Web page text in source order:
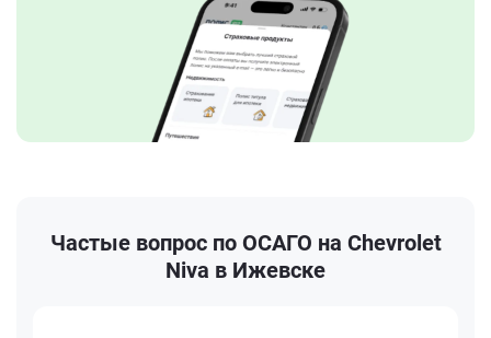
Частые вопрос по ОСАГО на Chevrolet
Niva в Ижевске